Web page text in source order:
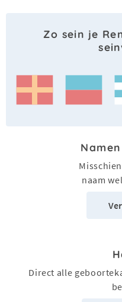
Zo sein je
naam
Direct alle